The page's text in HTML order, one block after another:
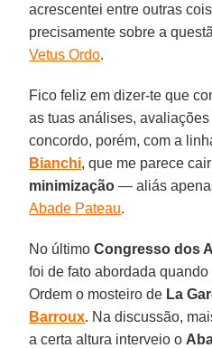
acrescentei entre outras
precisamente sobre a
Vetus Ordo.
Fico feliz em dizer-te que
as tuas análises,
concordo, porém, com a
Bianchi, que me parece
minimização — aliás
Abade Pateau.
No últimoCongresso dos
foi de fato abordada
Ordem o mosteiro de La
Barroux. Na discussão,
a certa altura interveio o